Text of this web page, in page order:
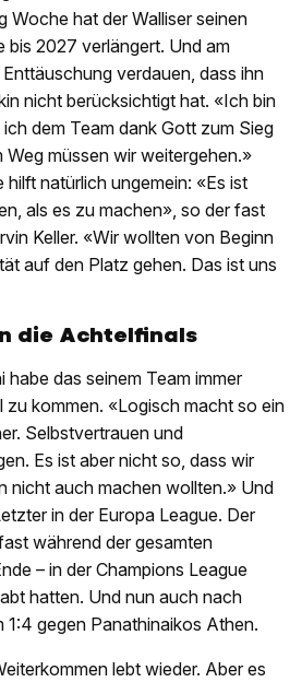
Woche hat der Walliser seinen
bis 2027 verlängert. Und am
verdauen, dass ihn
nicht berücksichtigt hat. «Ich bin
dem Team dank Gott zum Sieg
müssen wir weitergehen.»
natürlich ungemein: «Es ist
als es zu machen», so der fast
Keller. «Wir wollten von Beginn
auf den Platz gehen. Das ist uns
die Achtelfinals
habe das seinem Team immer
zu kommen. «Logisch macht so ein
Selbstvertrauen und
Es ist aber nicht so, dass wir
nicht auch machen wollten.» Und
in der Europa League. Der
während der gesamten
– in der Champions League
hatten. Und nun auch nach
1:4 gegen Panathinaikos Athen.
lebt wieder. Aber es